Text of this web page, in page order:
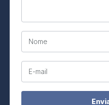
Nome
E-mail